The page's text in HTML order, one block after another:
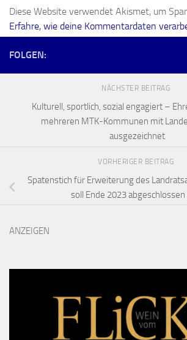
Diese Website verwendet Akismet, um
Erfahre, wie deine Kommentardaten
FOLGEN:
NÄCHSTER BEITRAG
Kulturell, sportlich, sozial engagiert –
mehreren MTK-Kommunen mit
ausgezeichnet
VORHERIGER BEITRAG
Spatenstich für Erweiterung des
soll Ende 2023 abgeschlossen
ANZEIGEN